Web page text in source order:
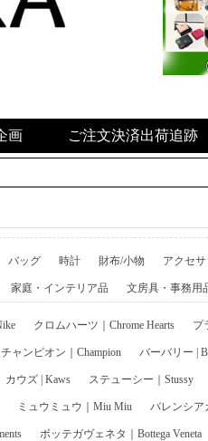
画 ご注文決済出荷追跡
バッグ 時計 財布/小物 アクセ
家庭・インテリア品 文房具・事務用
クロムハーツ｜Chrome Hearts プ
チャンピオン｜Champion バーバリー |
カウズ | Kaws ステューシー｜Stussy
ミュウミュウ｜Miu Miu バレンシア
ボッテガヴェネタ｜Bottega Veneta